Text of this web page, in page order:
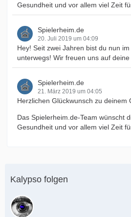
Gesundheit und vor allem viel Zeit
Spielerheim.de
20. Juli 2019 um 04:09
Hey! Seit zwei Jahren bist du nun
unterwegs! Wir freuen uns auf
Spielerheim.de
21. März 2019 um 04:05
Herzlichen Glückwunsch zu deinem
Das Spielerheim.de-Team wünscht
Gesundheit und vor allem viel Zeit
Kalypso folgen